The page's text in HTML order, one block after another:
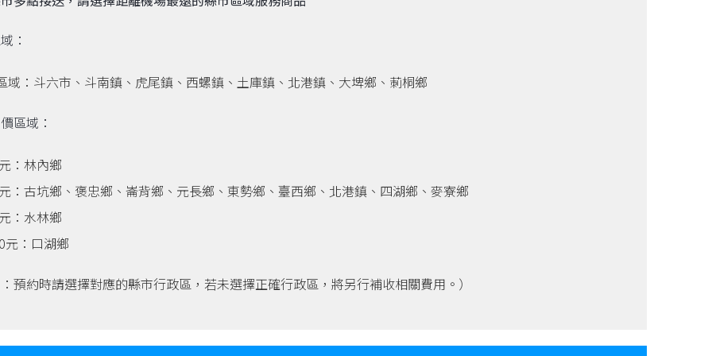
：
域：斗六市、斗南鎮、虎尾鎮、西螺鎮、土庫鎮、北港鎮、大埤鄉、莿桐鄉
區域：
：林內鄉
：古坑鄉、褒忠鄉、崙背鄉、元長鄉、東勢鄉、臺西鄉、北港鎮、四湖鄉、麥寮鄉
：水林鄉
元：口湖鄉
預約時請選擇對應的縣市行政區，若未選擇正確行政區，將另行補收相關費用。）